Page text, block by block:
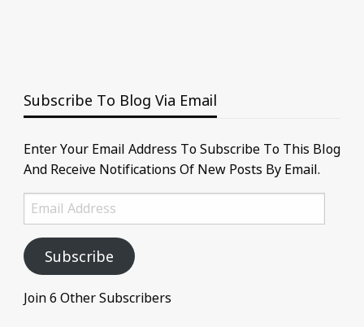
Subscribe To Blog Via Email
Enter Your Email Address To Subscribe To This Blog
And Receive Notifications Of New Posts By Email.
Email
Address
Subscribe
Join 6 Other Subscribers